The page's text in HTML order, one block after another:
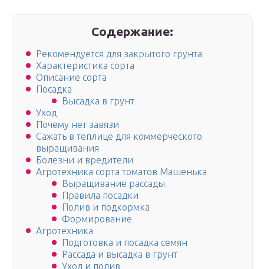
Содержание:
Рекомендуется для закрытого грунта
Характеристика сорта
Описание сорта
Посадка
Высадка в грунт
Уход
Почему нет завязи
Сажать в теплице для коммерческого
выращивания
Болезни и вредители
Агротехника сорта томатов Машенька
Выращивание рассады
Правила посадки
Полив и подкормка
Формирование
Агротехника
Подготовка и посадка семян
Рассада и высадка в грунт
Уход и полив